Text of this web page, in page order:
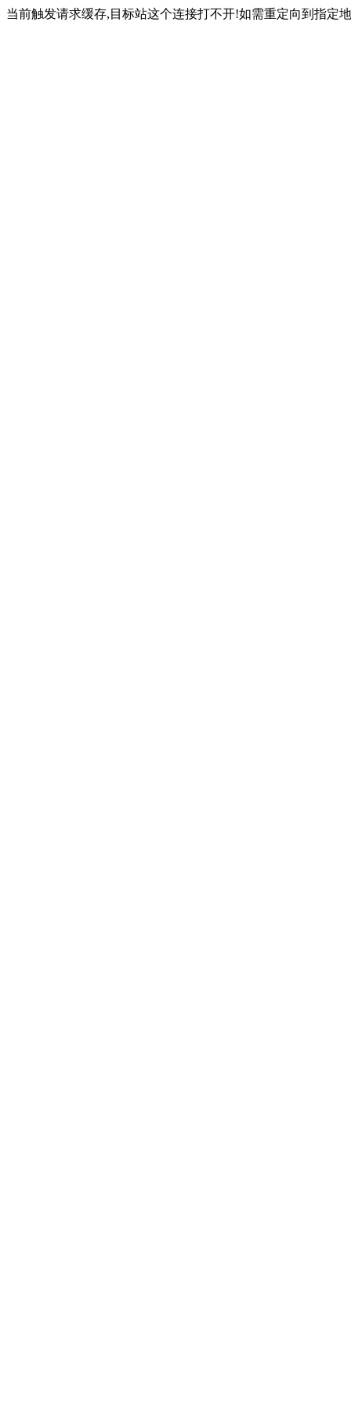
当前触发请求缓存,目标站这个连接打不开!如需重定向到指定